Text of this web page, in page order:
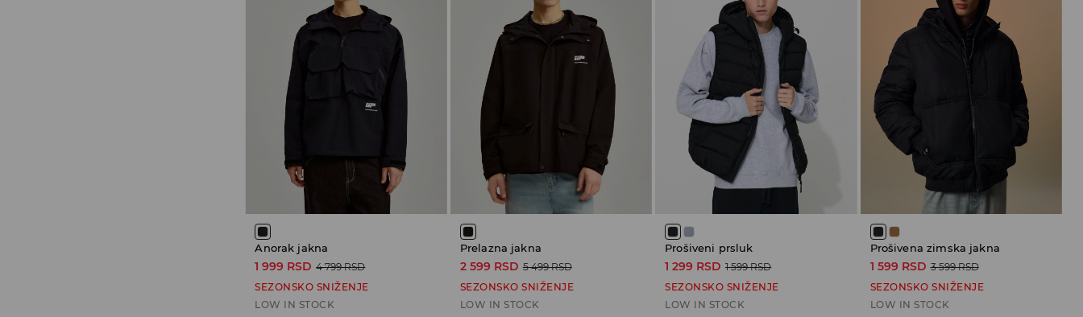
Anorak jakna
1 999 RSD 4 799 RSD
SEZONSKO SNIŽENJE
LOW IN STOCK
Prelazna jakna
2 599 RSD 5 499 RSD
SEZONSKO SNIŽENJE
LOW IN STOCK
Prošiveni prsluk
1 299 RSD 1 599 RSD
SEZONSKO SNIŽENJE
LOW IN STOCK
Prošivena zimska jakna
1 599 RSD 3 599 RSD
SEZONSKO SNIŽENJE
LOW IN STOCK